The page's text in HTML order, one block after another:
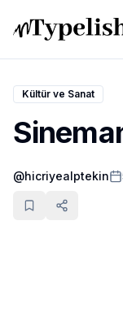
Dünya
Film ve Dizi
Kültür ve Sanat
Kültür ve Sanat
@hicriyealptekin